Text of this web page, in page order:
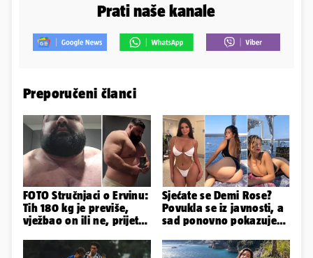
Prati naše kanale
Preporučeni članci
FOTO Stručnjaci o Ervinu:
Tih 180 kg je previše,
vježbao on ili ne, prijete
Sjećate se Demi Rose?
Povukla se iz javnosti, a
sad ponovno pokazuje